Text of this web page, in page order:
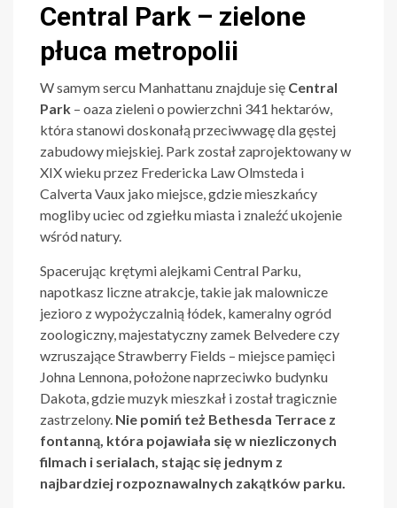
Central Park – zielone
płuca metropolii
W samym sercu Manhattanu znajduje się Central
Park – oaza zieleni o powierzchni 341 hektarów,
która stanowi doskonałą przeciwwagę dla gęstej
zabudowy miejskiej. Park został zaprojektowany w
XIX wieku przez Fredericka Law Olmsteda i
Calverta Vaux jako miejsce, gdzie mieszkańcy
mogliby uciec od zgiełku miasta i znaleźć ukojenie
wśród natury.
Spacerując krętymi alejkami Central Parku,
napotkasz liczne atrakcje, takie jak malownicze
jezioro z wypożyczalnią łódek, kameralny ogród
zoologiczny, majestatyczny zamek Belvedere czy
wzruszające Strawberry Fields – miejsce pamięci
Johna Lennona, położone naprzeciwko budynku
Dakota, gdzie muzyk mieszkał i został tragicznie
zastrzelony. Nie pomiń też Bethesda Terrace z
fontanną, która pojawiała się w niezliczonych
filmach i serialach, stając się jednym z
najbardziej rozpoznawalnych zakątków parku.